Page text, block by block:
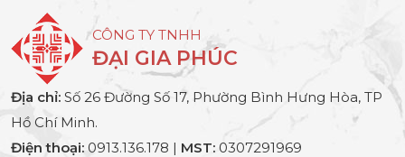
CÔNG TY TNHH
ĐẠI GIA PHÚC
Địa chỉ: Số 26 Đường Số 17, Phường Bình Hưng Hòa, TP
Hồ Chí Minh.
Điện thoại: 0913.136.178 | MST: 0307291969